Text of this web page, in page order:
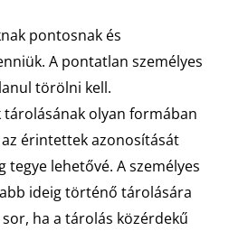
pontosnak és
A pontatlan személyes
törölni kell.
tárolásának olyan formában
érintettek azonosítását
tegye lehetővé. A személyes
ideig történő tárolására
ha a tárolás közérdekű